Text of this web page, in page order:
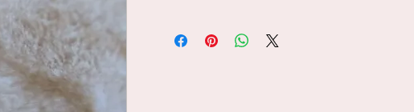
Plantenprikker uit populier, met